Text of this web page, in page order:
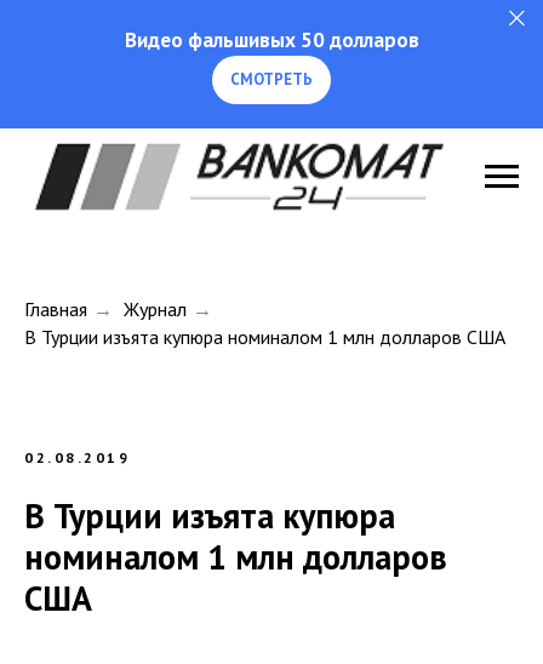
Видео фальшивых 50 долларов
СМОТРЕТЬ
Главная → Журнал →
В Турции изъята купюра номиналом 1 млн долларов США
02.08.2019
В Турции изъята купюра
номиналом 1 млн долларов
США